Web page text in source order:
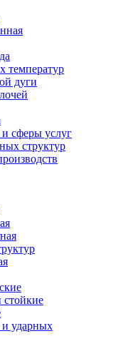
температур
дуги
сферы услуг
структур
стойкие
ударных